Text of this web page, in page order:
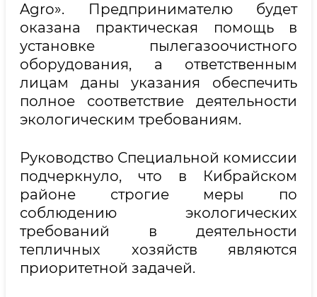
Agro». Предпринимателю будет
оказана практическая помощь в
установке пылегазоочистного
оборудования, а ответственным
лицам даны указания обеспечить
полное соответствие деятельности
экологическим требованиям.
Руководство Специальной комиссии
подчеркнуло, что в Кибрайском
районе строгие меры по
соблюдению экологических
требований в деятельности
тепличных хозяйств являются
приоритетной задачей.